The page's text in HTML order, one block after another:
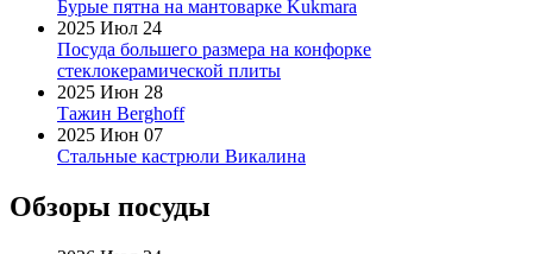
Бурые пятна на мантоварке Kukmara
2025 Июл 24
Посуда большего размера на конфорке
стеклокерамической плиты
2025 Июн 28
Тажин Berghoff
2025 Июн 07
Стальные кастрюли Викалина
Обзоры посуды